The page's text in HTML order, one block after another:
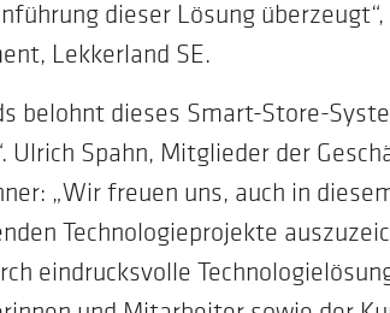
dieser Lösung
Lekkerland SE.
belohnt dieses Smart-Store-
Ulrich Spahn, Mitglieder der
„Wir freuen uns, auch in
Technologieprojekte
eindrucksvolle